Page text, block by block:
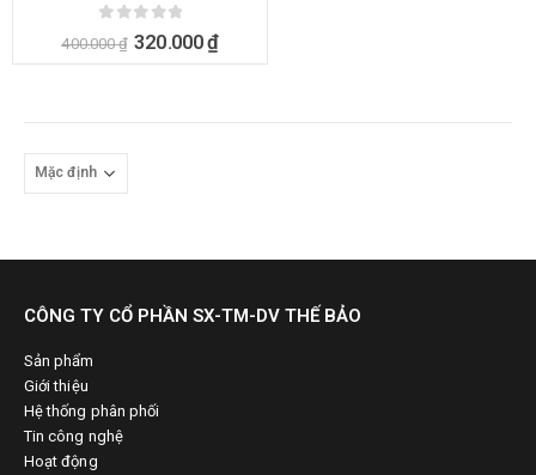
ngoài 5
400.000₫ 320.000₫
CÔNG TY CỔ PHẦN SX-TM-DV THẾ BẢO
Sản phẩm
Giới thiệu
Hệ thống phân phối
Tin công nghệ
Hoạt động